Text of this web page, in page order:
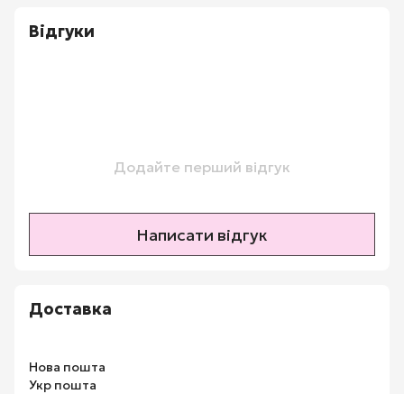
Відгуки
Додайте перший відгук
Написати відгук
Доставка
Нова пошта
Укр пошта